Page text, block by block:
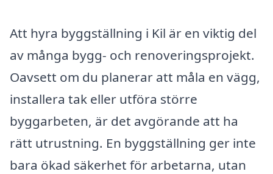
Att hyra byggställning i Kil är en viktig del
av många bygg- och renoveringsprojekt.
Oavsett om du planerar att måla en vägg,
installera tak eller utföra större
byggarbeten, är det avgörande att ha
rätt utrustning. En byggställning ger inte
bara ökad säkerhet för arbetarna, utan